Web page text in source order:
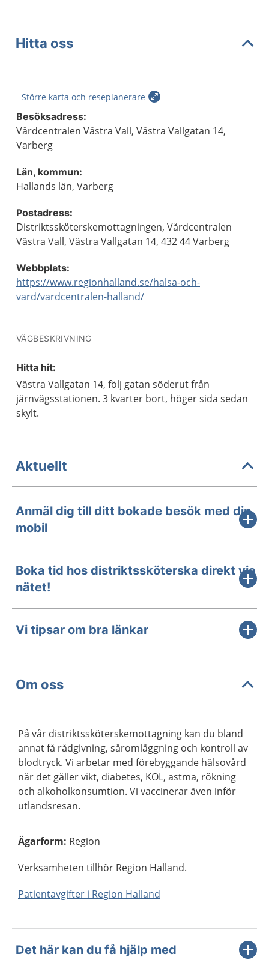
Hitta oss
Större karta och reseplanerare
Besöksadress:
Vårdcentralen Västra Vall, Västra Vallgatan 14,
Varberg
Län, kommun:
Hallands län, Varberg
Postadress:
Distriktssköterskemottagningen, Vårdcentralen
Västra Vall, Västra Vallgatan 14, 432 44 Varberg
Webbplats:
https://www.regionhalland.se/halsa-och-
vard/vardcentralen-halland/
VÄGBESKRIVNING
Hitta hit:
Västra Vallgatan 14, följ gatan söderut från
järnvägsstationen. 3 kvarter bort, höger sida sedan
skylt.
Aktuellt
Anmäl dig till ditt bokade besök med din
mobil
Boka tid hos distriktssköterska direkt via
nätet!
Vi tipsar om bra länkar
Om oss
På vår distriktssköterskemottagning kan du bland
annat få rådgivning, såromläggning och kontroll av
blodtryck. Vi arbetar med förebyggande hälsovård
när det gäller vikt, diabetes, KOL, astma, rökning
och alkoholkonsumtion. Vi vaccinerar även inför
utlandsresan.
Ägarform: Region
Verksamheten tillhör Region Halland.
Patientavgifter i Region Halland
Det här kan du få hjälp med